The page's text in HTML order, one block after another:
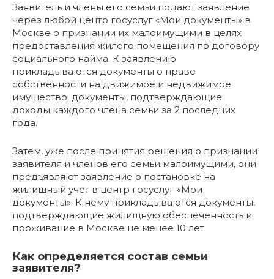
Заявитель и члены его семьи подают заявление
через любой центр госуслуг «Мои документы» в
Москве о признании их малоимущими в целях
предоставления жилого помещения по договору
социального найма. К заявлению
прикладываются документы о праве
собственности на движимое и недвижимое
имущество; документы, подтверждающие
доходы каждого члена семьи за 2 последних
года.
Затем, уже после принятия решения о признании
заявителя и членов его семьи малоимущими, они
предъявляют заявление о постановке на
жилищный учет в центр госуслуг «Мои
документы». К нему прикладываются документы,
подтверждающие жилищную обеспеченность и
проживание в Москве не менее 10 лет.
Как определяется состав семьи
заявителя?